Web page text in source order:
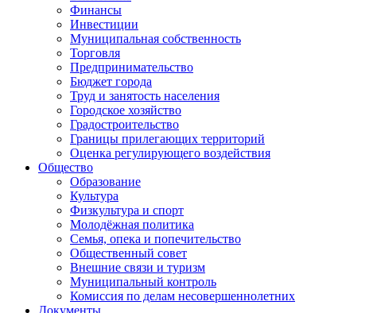
Финансы
Инвестиции
Муниципальная собственность
Торговля
Предпринимательство
Бюджет города
Труд и занятость населения
Городское хозяйство
Градостроительство
Границы прилегающих территорий
Оценка регулирующего воздействия
Общество
Образование
Культура
Физкультура и спорт
Молодёжная политика
Семья, опека и попечительство
Общественный совет
Внешние связи и туризм
Муниципальный контроль
Комиссия по делам несовершеннолетних
Документы